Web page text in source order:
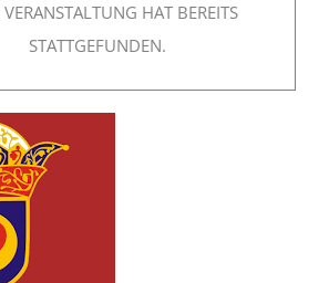
VERANSTALTUNG HAT BEREITS
STATTGEFUNDEN.